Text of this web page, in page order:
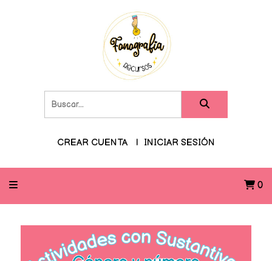
CREAR CUENTA INICIAR SESIÓN
0